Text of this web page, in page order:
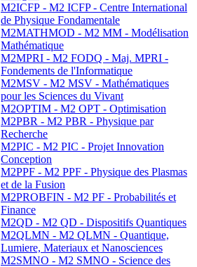
M2ICFP - M2 ICFP - Centre International
de Physique Fondamentale
M2MATHMOD - M2 MM - Modélisation
Mathématique
M2MPRI - M2 FODQ - Maj. MPRI -
Fondements de l'Informatique
M2MSV - M2 MSV - Mathématiques
pour les Sciences du Vivant
M2OPTIM - M2 OPT - Optimisation
M2PBR - M2 PBR - Physique par
Recherche
M2PIC - M2 PIC - Projet Innovation
Conception
M2PPF - M2 PPF - Physique des Plasmas
et de la Fusion
M2PROBFIN - M2 PF - Probabilités et
Finance
M2QD - M2 QD - Dispositifs Quantiques
M2QLMN - M2 QLMN - Quantique,
Lumiere, Materiaux et Nanosciences
M2SMNO - M2 SMNO - Science des